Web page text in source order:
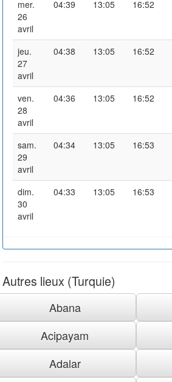
mer.
26
avril
04:39 13:05 16:52
jeu.
27
avril
04:38 13:05 16:52
ven.
28
avril
04:36 13:05 16:52
sam.
29
avril
04:34 13:05 16:53
dim.
30
avril
04:33 13:05 16:53
Autres lieux (Turquie)
Abana
Acipayam
Adalar